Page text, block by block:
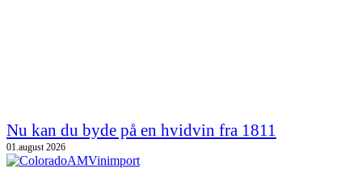
Nu kan du byde på en hvidvin fra 1811
01.august 2026